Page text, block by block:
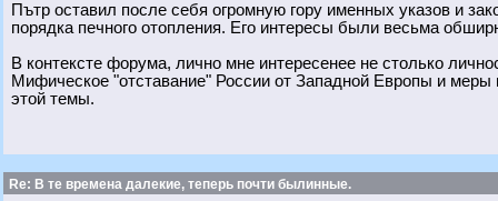
Пътр оставил после себя огромную гору именных указов и
порядка печного отопления. Его интересы были весьма
В контексте форума, лично мне интересенее не столько
Мифическое "отставание" России от Западной Европы и
этой темы.
Re: В те времена далекие, теперь почти былинные.